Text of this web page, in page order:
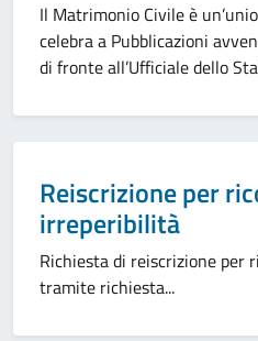
Il Matrimonio Civile è
celebra a Pubblicazioni
di fronte all’Ufficiale dello
Categoria:
Reiscrizione per
irreperibilità
Richiesta di reiscrizione per
tramite richiesta...